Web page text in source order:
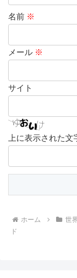
名前 ※
メール ※
サイト
上に表示された文
ホーム 世
ド